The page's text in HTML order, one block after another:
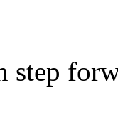
step